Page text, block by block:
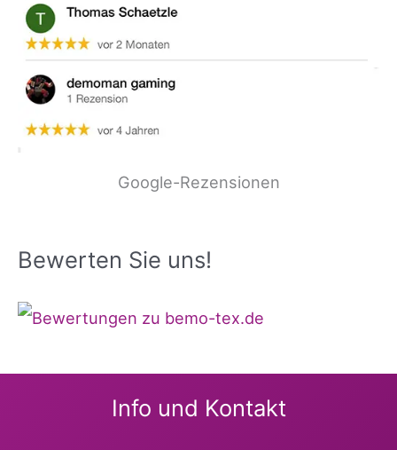
Google-Rezensionen
Bewerten Sie uns!
Info und Kontakt